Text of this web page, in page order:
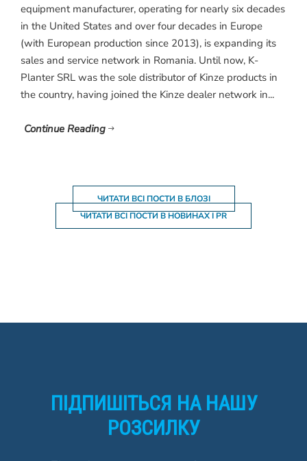
equipment manufacturer, operating for nearly six decades
in the United States and over four decades in Europe
(with European production since 2013), is expanding its
sales and service network in Romania. Until now, K-
Planter SRL was the sole distributor of Kinze products in
the country, having joined the Kinze dealer network in...
Continue Reading
ЧИТАТИ ВСІ ПОСТИ В БЛОЗІ
ЧИТАТИ ВСІ ПОСТИ В НОВИНАХ І PR
ПІДПИШІТЬСЯ НА НАШУ
РОЗСИЛКУ